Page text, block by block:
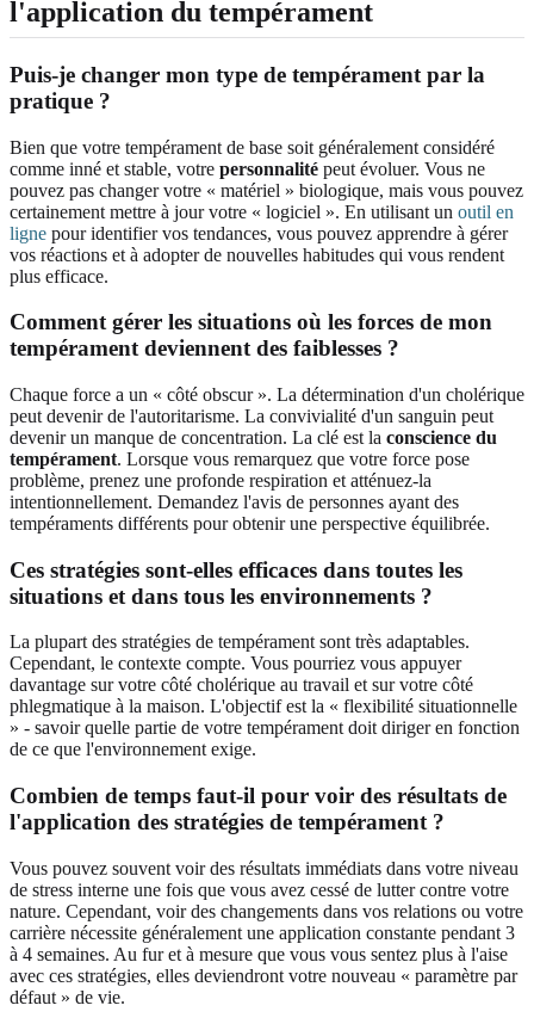
l'application du tempérament
Puis-je changer mon type de tempérament par la
pratique ?
Bien que votre tempérament de base soit généralement considéré
comme inné et stable, votre personnalité peut évoluer. Vous ne
pouvez pas changer votre « matériel » biologique, mais vous pouvez
certainement mettre à jour votre « logiciel ». En utilisant un outil en
ligne pour identifier vos tendances, vous pouvez apprendre à gérer
vos réactions et à adopter de nouvelles habitudes qui vous rendent
plus efficace.
Comment gérer les situations où les forces de mon
tempérament deviennent des faiblesses ?
Chaque force a un « côté obscur ». La détermination d'un cholérique
peut devenir de l'autoritarisme. La convivialité d'un sanguin peut
devenir un manque de concentration. La clé est la conscience du
tempérament. Lorsque vous remarquez que votre force pose
problème, prenez une profonde respiration et atténuez-la
intentionnellement. Demandez l'avis de personnes ayant des
tempéraments différents pour obtenir une perspective équilibrée.
Ces stratégies sont-elles efficaces dans toutes les
situations et dans tous les environnements ?
La plupart des stratégies de tempérament sont très adaptables.
Cependant, le contexte compte. Vous pourriez vous appuyer
davantage sur votre côté cholérique au travail et sur votre côté
phlegmatique à la maison. L'objectif est la « flexibilité situationnelle
» - savoir quelle partie de votre tempérament doit diriger en fonction
de ce que l'environnement exige.
Combien de temps faut-il pour voir des résultats de
l'application des stratégies de tempérament ?
Vous pouvez souvent voir des résultats immédiats dans votre niveau
de stress interne une fois que vous avez cessé de lutter contre votre
nature. Cependant, voir des changements dans vos relations ou votre
carrière nécessite généralement une application constante pendant 3
à 4 semaines. Au fur et à mesure que vous vous sentez plus à l'aise
avec ces stratégies, elles deviendront votre nouveau « paramètre par
défaut » de vie.